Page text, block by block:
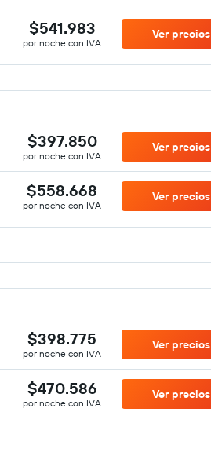
$541.983
por noche con IVA
Ver precios
$397.850
por noche con IVA
Ver precios
$558.668
por noche con IVA
Ver precios
$398.775
por noche con IVA
Ver precios
$470.586
por noche con IVA
Ver precios